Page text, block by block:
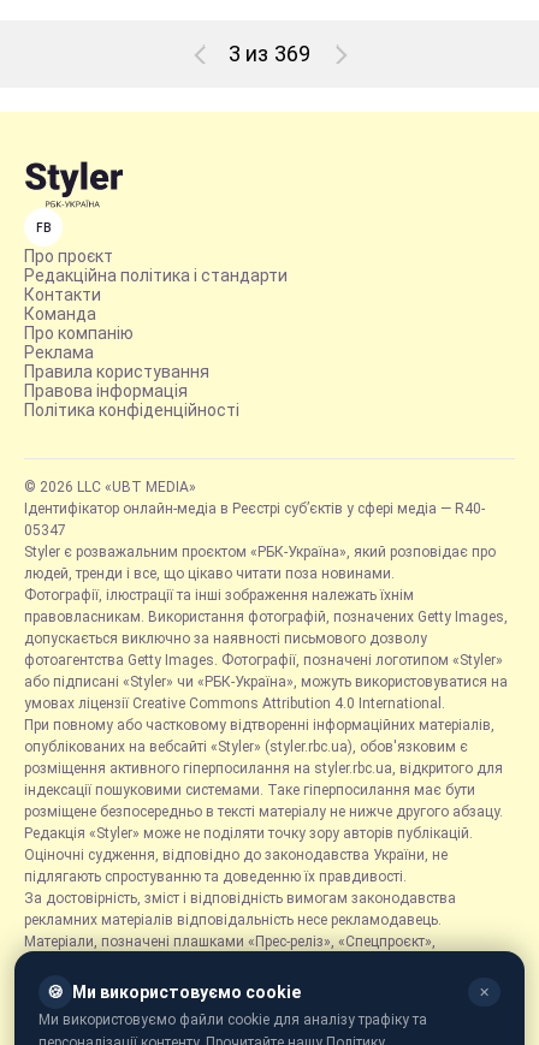
3 из 369
FB
Про проєкт
Редакційна політика і стандарти
Контакти
Команда
Про компанію
Реклама
Правила користування
Правова інформація
Політика конфіденційності
© 2026 LLC «UBT MEDIA»
Ідентифікатор онлайн-медіа в Реєстрі суб’єктів у сфері медіа — R40-
05347
Styler є розважальним проєктом «РБК-Україна», який розповідає про
людей, тренди і все, що цікаво читати поза новинами.
Фотографії, ілюстрації та інші зображення належать їхнім
правовласникам. Використання фотографій, позначених Getty Images,
допускається виключно за наявності письмового дозволу
фотоагентства Getty Images. Фотографії, позначені логотипом «Styler»
або підписані «Styler» чи «РБК-Україна», можуть використовуватися на
умовах ліцензії Creative Commons Attribution 4.0 International.
При повному або частковому відтворенні інформаційних матеріалів,
опублікованих на вебсайті «Styler» (styler.rbc.ua), обов'язковим є
розміщення активного гіперпосилання на styler.rbc.ua, відкритого для
індексації пошуковими системами. Таке гіперпосилання має бути
розміщене безпосередньо в тексті матеріалу не нижче другого абзацу.
Редакція «Styler» може не поділяти точку зору авторів публікацій.
Оціночні судження, відповідно до законодавства України, не
підлягають спростуванню та доведенню їх правдивості.
За достовірність, зміст і відповідність вимогам законодавства
рекламних матеріалів відповідальність несе рекламодавець.
Матеріали, позначені плашками «Прес-реліз», «Спецпроєкт»,
розміщуються на правах реклами.
Рубрика «Новини компаній» є інформаційним форматом, що містить
новини, повідомлення та оголошення, пов'язані з діяльністю
🍪 Ми використовуємо cookie ✕
Ми використовуємо файли cookie для аналізу трафіку та